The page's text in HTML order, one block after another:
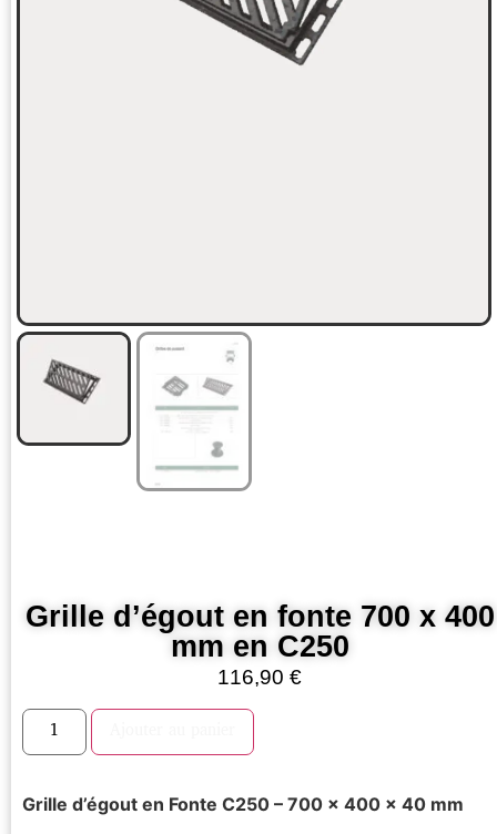
Grille d’égout en fonte 700 x 400
mm en C250
116,90 €
Grille d’égout en Fonte C250 – 700 x 400 x 40 mm